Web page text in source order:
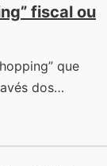
fiscal ou
que
dos…